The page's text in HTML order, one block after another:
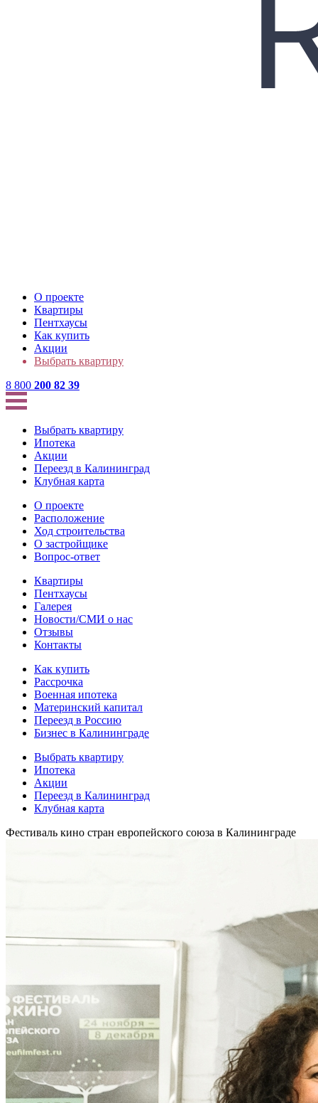
О проекте
Квартиры
Пентхаусы
Как купить
Акции
Выбрать квартиру
8 800 200 82 39
Выбрать квартиру
Ипотека
Акции
Переезд в Калининград
Клубная карта
О проекте
Расположение
Ход строительства
О застройщике
Вопрос-ответ
Квартиры
Пентхаусы
Галерея
Новости/СМИ о нас
Отзывы
Контакты
Как купить
Рассрочка
Военная ипотека
Материнский капитал
Переезд в Россию
Бизнес в Калининграде
Выбрать квартиру
Ипотека
Акции
Переезд в Калининград
Клубная карта
Фестиваль кино стран европейского союза в Калининграде